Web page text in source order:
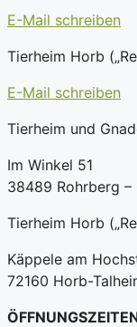
E-Mail schreiben
Tierheim Horb
E-Mail schreiben
Tierheim und
Im Winkel 51
38489 Rohrberg –
Tierheim Horb
Käppele am
72160 Horb-